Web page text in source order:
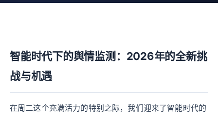
智能时代下的舆情监测：2026年的全新挑
战与机遇
在周二这个充满活力的特别之际，我们迎来了智能时代的